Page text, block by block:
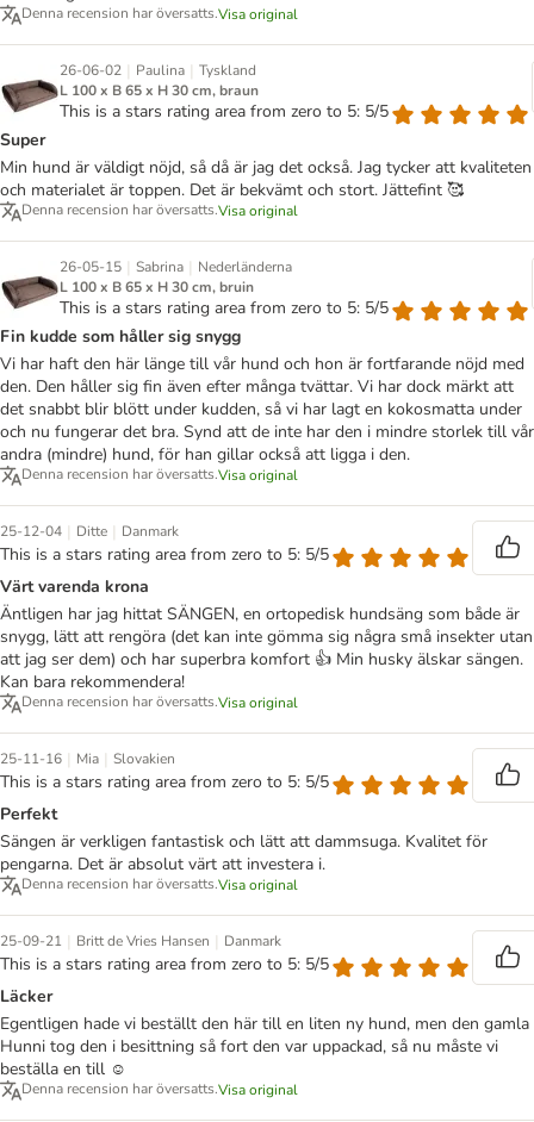
Denna recension har översatts.Visa original
26-06-02 | Paulina | Tyskland
L 100 x B 65 x H 30 cm, braun
This is a stars rating area from zero to 5: 5/5
Super
Min hund är väldigt nöjd, så då är jag det också. Jag tycker att kvaliteten
och materialet är toppen. Det är bekvämt och stort. Jättefint 🥰
Denna recension har översatts.Visa original
26-05-15 | Sabrina | Nederländerna
L 100 x B 65 x H 30 cm, bruin
This is a stars rating area from zero to 5: 5/5
Fin kudde som håller sig snygg
Vi har haft den här länge till vår hund och hon är fortfarande nöjd med
den. Den håller sig fin även efter många tvättar. Vi har dock märkt att
det snabbt blir blött under kudden, så vi har lagt en kokosmatta under
och nu fungerar det bra. Synd att de inte har den i mindre storlek till vår
andra (mindre) hund, för han gillar också att ligga i den.
Denna recension har översatts.Visa original
25-12-04 | Ditte | Danmark
This is a stars rating area from zero to 5: 5/5
Värt varenda krona
Äntligen har jag hittat SÄNGEN, en ortopedisk hundsäng som både är
snygg, lätt att rengöra (det kan inte gömma sig några små insekter utan
att jag ser dem) och har superbra komfort 👍 Min husky älskar sängen.
Kan bara rekommendera!
Denna recension har översatts.Visa original
25-11-16 | Mia | Slovakien
This is a stars rating area from zero to 5: 5/5
Perfekt
Sängen är verkligen fantastisk och lätt att dammsuga. Kvalitet för
pengarna. Det är absolut värt att investera i.
Denna recension har översatts.Visa original
25-09-21 | Britt de Vries Hansen | Danmark
This is a stars rating area from zero to 5: 5/5
Läcker
Egentligen hade vi beställt den här till en liten ny hund, men den gamla
Hunni tog den i besittning så fort den var uppackad, så nu måste vi
beställa en till ☺️
Denna recension har översatts.Visa original